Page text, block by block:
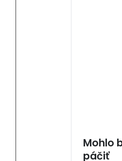
Mohlo
páčiť